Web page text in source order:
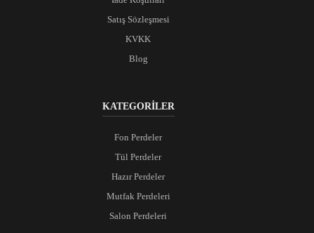
Satış Sözleşmesi
KVKK
Blog
KATEGORİLER
Fon Perdeler
Tül Perdeler
Hazır Perdeler
Mutfak Perdeleri
Salon Perdeleri